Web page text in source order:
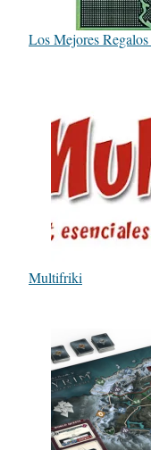
Los Mejores
Multifriki